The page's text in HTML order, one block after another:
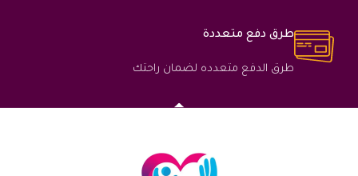
طرق دفع متعددة
طرق الدفع متعدده لضمان راحتك